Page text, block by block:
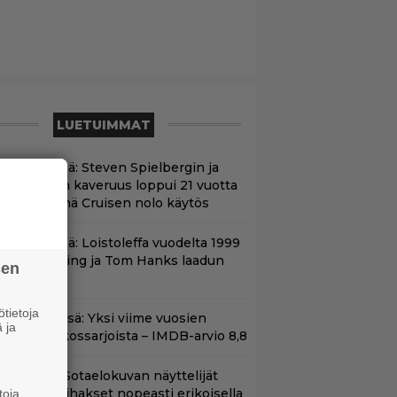
LUETUIMMAT
tv:ssä: Steven Spielbergin ja
Cruisen kaveruus loppui 21 vuotta
– Syynä Cruisen nolo käytös
tv:ssä: Loistoleffa vuodelta 1999
King ja Tom Hanks laadun
Netflixissä: Yksi viime vuosien
rikossarjoista – IMDB-arvio 8,8
tv:ssä: Sotaelokuvan näyttelijät
lihakset nopeasti erikoisella
ja